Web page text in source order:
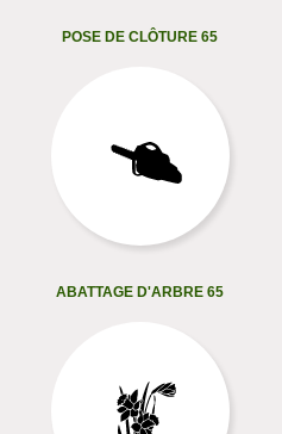
POSE DE CLÔTURE 65
ABATTAGE D'ARBRE 65